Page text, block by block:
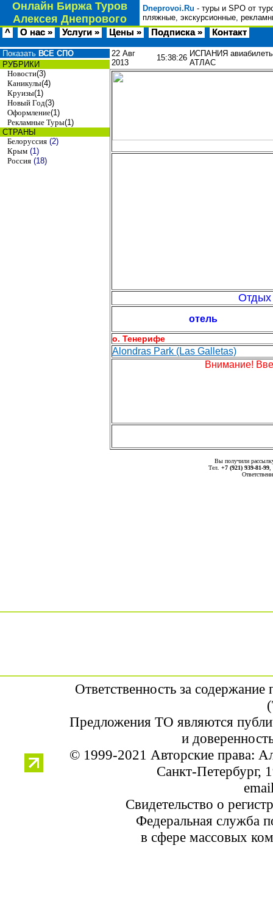
Онлайн Биржа Туров
Алексея Днепрового
Dneprovoi.Ru - туры и SPO от
пляжные, экскурсионные,
^ О нас » Услуги » Цены » Подписка » Контакт
Показать ВСЕ СПО
РУБРИКИ
Новости(3)
Каникулы(4)
Круизы(1)
Новый Год(3)
Оформление(1)
Рекламные Туры(1)
СТРАНЫ
Белоруссия (2)
Крым (1)
Россия (18)
22 Авг
2013
15:38:26 ИСПАНИЯ
АТЛАС
Отдых
отель
о. Тенерифе
Alondras Park (Las Galletas)
Внимание!
Вы получили
Тел. +7 (921) 939-81-99,
Ответственность за
Предложения ТО являются
и
© 1999-2021 Авторские права:
Санкт-Петербург,
Свидетельство о
Федеральная служба
в сфере массовых